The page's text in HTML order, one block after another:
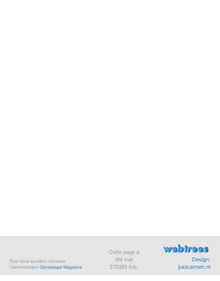
Pour toute question, contacter
l’administrateurGénéalogie Magazine.
Cette page a
été vue
575389fois.
Design:
justcarmen.nl